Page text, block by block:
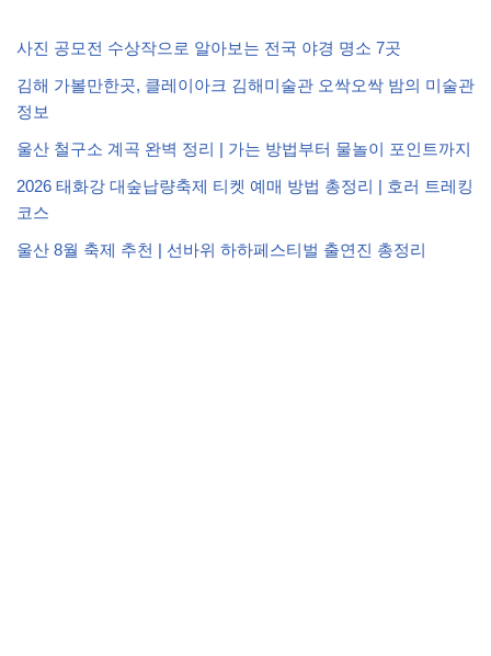
사진 공모전 수상작으로 알아보는 전국 야경 명소 7곳
김해 가볼만한곳, 클레이아크 김해미술관 오싹오싹 밤의 미술관
정보
울산 철구소 계곡 완벽 정리 | 가는 방법부터 물놀이 포인트까지
2026 태화강 대숲납량축제 티켓 예매 방법 총정리 | 호러 트레킹
코스
울산 8월 축제 추천 | 선바위 하하페스티벌 출연진 총정리